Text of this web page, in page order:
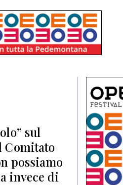
sul
Comitato
possiamo
invece di